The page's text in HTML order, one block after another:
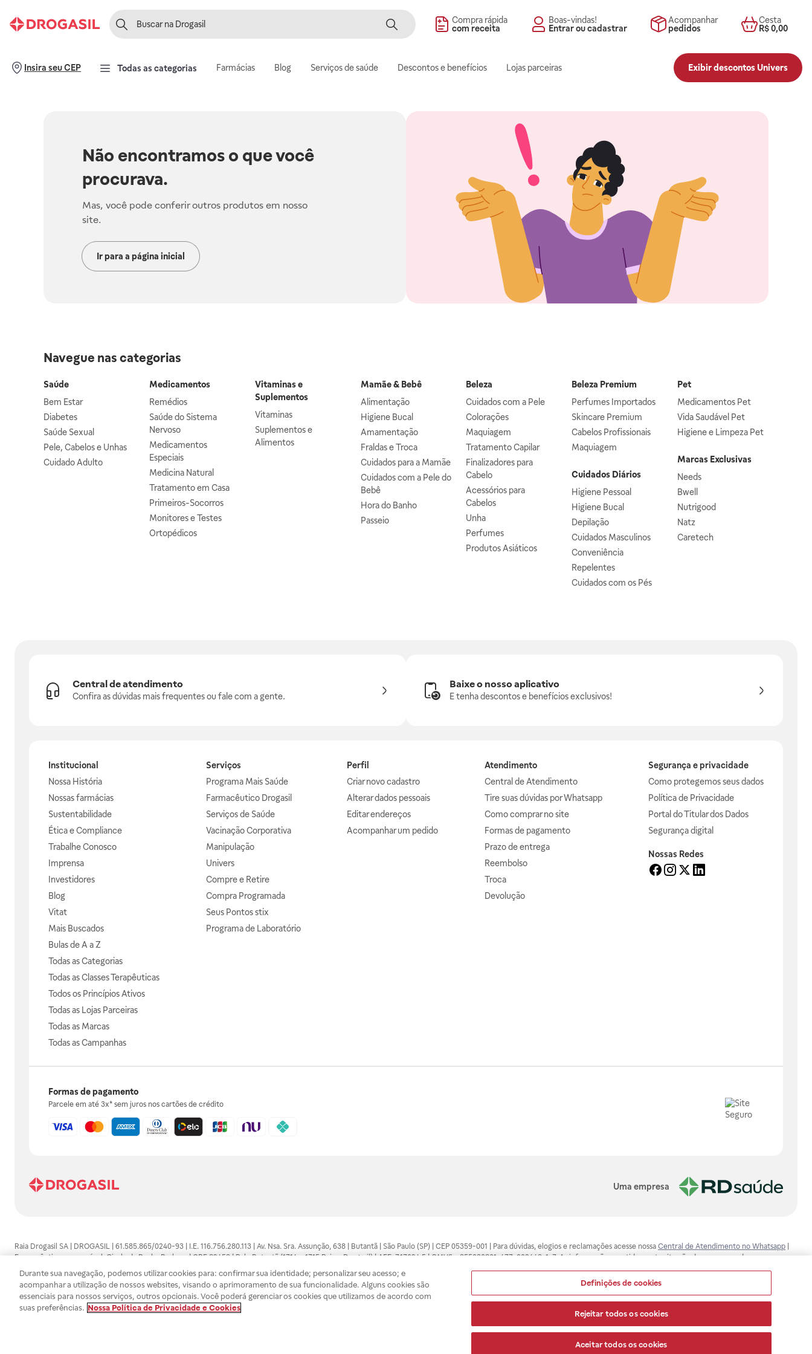
Compra rápida
com receita
Boas-vindas!
Entrar ou cadastrar
Acompanhar
pedidos
Cesta
R$ 0,00
Insira seu CEP Todas as categorias Farmácias Blog Serviços de saúde Descontos e benefícios Lojas parceiras Exibir descontos Univers
Não encontramos o que você
procurava.
Mas, você pode conferir outros produtos em nosso
site.
Ir para a página inicial
Navegue nas categorias
Saúde
Bem Estar
Diabetes
Saúde Sexual
Pele, Cabelos e Unhas
Cuidado Adulto
Medicamentos
Remédios
Saúde do Sistema
Nervoso
Medicamentos
Especiais
Medicina Natural
Tratamento em Casa
Primeiros-Socorros
Monitores e Testes
Ortopédicos
Vitaminas e
Suplementos
Vitaminas
Suplementos e
Alimentos
Mamãe & Bebê
Alimentação
Higiene Bucal
Amamentação
Fraldas e Troca
Cuidados para a Mamãe
Cuidados com a Pele do
Bebê
Hora do Banho
Passeio
Beleza
Cuidados com a Pele
Colorações
Maquiagem
Tratamento Capilar
Finalizadores para
Cabelo
Acessórios para
Cabelos
Unha
Perfumes
Produtos Asiáticos
Beleza Premium
Perfumes Importados
Skincare Premium
Cabelos Profissionais
Maquiagem
Cuidados Diários
Higiene Pessoal
Higiene Bucal
Depilação
Cuidados Masculinos
Conveniência
Repelentes
Cuidados com os Pés
Pet
Medicamentos Pet
Vida Saudável Pet
Higiene e Limpeza Pet
Marcas Exclusivas
Needs
Bwell
Nutrigood
Natz
Caretech
Central de atendimento
Confira as dúvidas mais frequentes ou fale com a gente.
Baixe o nosso aplicativo
E tenha descontos e benefícios exclusivos!
Institucional
Nossa História
Nossas farmácias
Sustentabilidade
Ética e Compliance
Trabalhe Conosco
Imprensa
Investidores
Blog
Vitat
Mais Buscados
Bulas de A a Z
Todas as Categorias
Todas as Classes Terapêuticas
Todos os Princípios Ativos
Todas as Lojas Parceiras
Todas as Marcas
Todas as Campanhas
Serviços
Programa Mais Saúde
Farmacêutico Drogasil
Serviços de Saúde
Vacinação Corporativa
Manipulação
Univers
Compre e Retire
Compra Programada
Seus Pontos stix
Programa de Laboratório
Perfil
Criar novo cadastro
Alterar dados pessoais
Editar endereços
Acompanhar um pedido
Atendimento
Central de Atendimento
Tire suas dúvidas por Whatsapp
Como comprar no site
Formas de pagamento
Prazo de entrega
Reembolso
Troca
Devolução
Segurança e privacidade
Como protegemos seus dados
Política de Privacidade
Portal do Titular dos Dados
Segurança digital
Nossas Redes
Formas de pagamento
Parcele em até 3x* sem juros nos cartões de crédito
Uma empresa
Raia Drogasil SA | DROGASIL | 61.585.865/0240-93 | I.E. 116.756.280.113 | Av. Nsa. Sra. Assunção, 638 | Butantã | São Paulo (SP) | CEP 05359-001 | Para dúvidas, elogios e reclamações acesse nossa Central de Atendimento no Whatsapp
Farmacêutico responsável: Gisele da Penha Barbosa | CRF 89453 | Polo Butantã (1714 e 1715 Raia e Drogasil) | AFE: 7.17094.5 | CMVS - 355030801-477-002443-1-7. As informações contidas neste site não devem ser usadas para
automedicação e não substituem, em hipótese alguma, as orientações dadas pelo profissional da área médica. Somente o médico está apto a diagnosticar qualquer problema de saúde e prescrever o tratamento adequado. Ao
persistirem os sintomas, um médico deverá ser consultado. Os preços e promoções divulgados no site são válidos apenas para compras feitas pela internet. Maiores esclarecimentos, consultar o site: www.anvisa.gov.br. A Raia Drogasil
SA trabalha com as tecnologias mais avançadas de proteção de dados, para que você possa realizar suas compras com tranquilidade. A privacidade e a segurança dos clientes são compromissos da Raia Drogasil SA. Todos os pedidos
efetuados estão sujeitos à confirmação da disponibilidade de produto em nosso estoque.
Durante sua navegação, podemos utilizar cookies para: confirmar sua identidade; personalizar seu acesso; e
acompanhar a utilização de nossos websites, visando o aprimoramento de sua funcionalidade. Alguns cookies são
essenciais para nossos serviços, outros opcionais. Você poderá gerenciar os cookies que utilizamos de acordo com
suas preferências. Nossa Política de Privacidade e Cookies
Definições de cookies
Rejeitar todos os cookies
Aceitar todos os cookies